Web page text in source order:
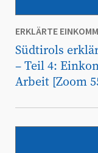
ERKLÄRTE
Südtirols
– Teil 4:
Arbeit [Zoom